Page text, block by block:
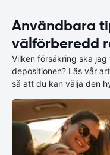
Användbara
välförberedd
Vilken försäkring ska
depositionen? Läs vår
så att du kan välja den